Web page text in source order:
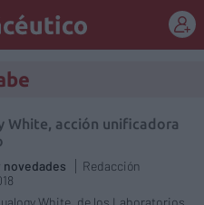
White, acción unificadora
novedades
Redacción
White, de los Laboratorios